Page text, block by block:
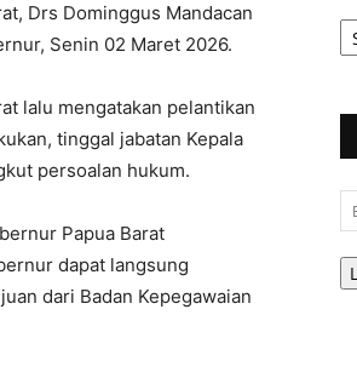
Drs Dominggus Mandacan
Senin 02 Maret 2026.
lalu mengatakan pelantikan
tinggal jabatan Kepala
persoalan hukum.
Papua Barat
dapat langsung
dari Badan Kepegawaian